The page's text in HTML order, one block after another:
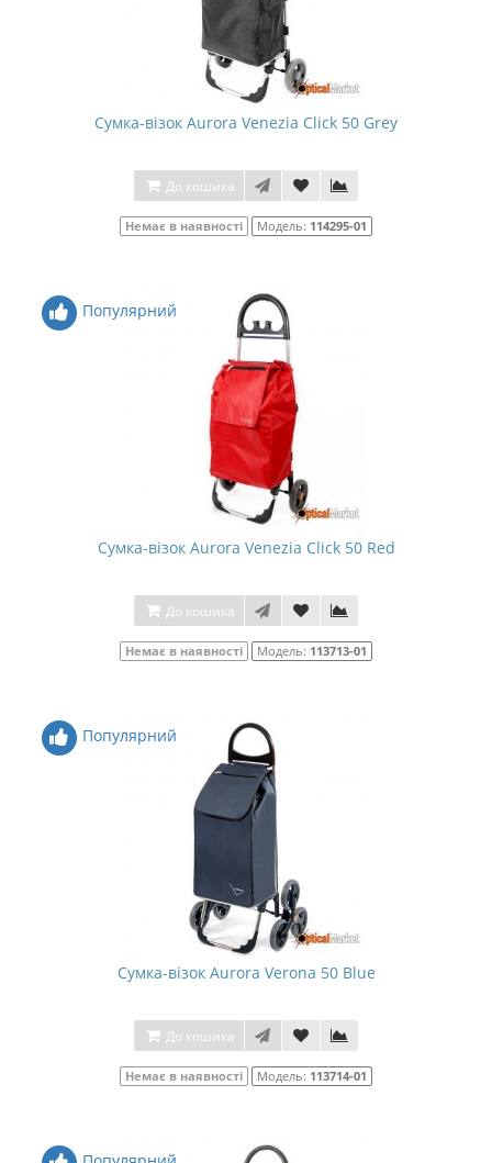
Сумка-візок Aurora Venezia Click 50 Grey
До кошика
Немає в наявності Модель: 114295-01
Популярний
Сумка-візок Aurora Venezia Click 50 Red
До кошика
Немає в наявності Модель: 113713-01
Популярний
Сумка-візок Aurora Verona 50 Blue
До кошика
Немає в наявності Модель: 113714-01